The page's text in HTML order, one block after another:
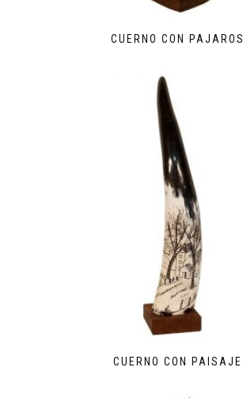
CUERNO CON PAJAROS
CUERNO CON PAISAJE